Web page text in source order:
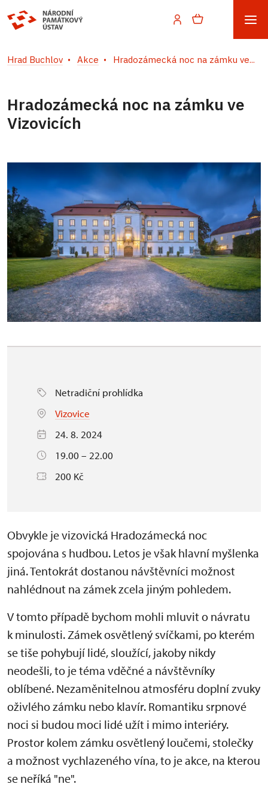
Hrad Buchlov Akce Hradozámecká noc na zámku ve...
Hradozámecká noc na zámku ve
Vizovicích
Netradiční prohlídka
Vizovice
24. 8. 2024
19.00 – 22.00
200 Kč
Obvykle je vizovická Hradozámecká noc
spojována s hudbou. Letos je však hlavní myšlenka
jiná. Tentokrát dostanou návštěvníci možnost
nahlédnout na zámek zcela jiným pohledem.
V tomto případě bychom mohli mluvit o návratu
k minulosti. Zámek osvětlený svíčkami, po kterém
se tiše pohybují lidé, sloužící, jakoby nikdy
neodešli, to je téma vděčné a návštěvníky
oblíbené. Nezaměnitelnou atmosféru doplní zvuky
oživlého zámku nebo klavír. Romantiku srpnové
noci si budou moci lidé užít i mimo interiéry.
Prostor kolem zámku osvětlený loučemi, stolečky
a možnost vychlazeného vína, to je akce, na kterou
se neříká "ne".